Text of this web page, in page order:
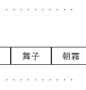
舞子 朝霧